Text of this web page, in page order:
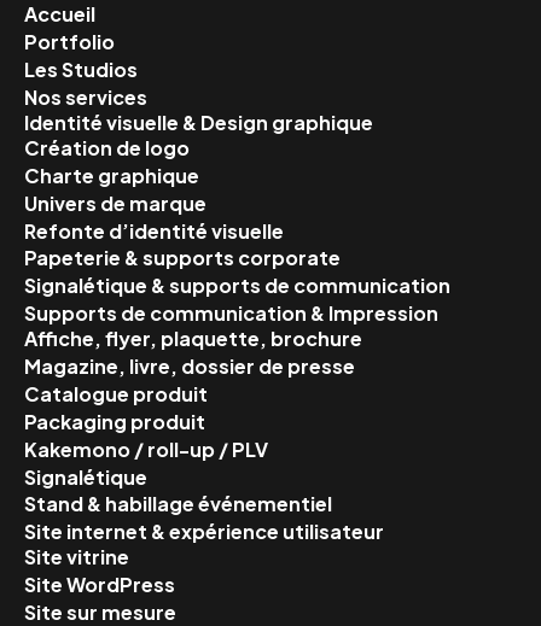
Accueil
Portfolio
Les Studios
Nos services
Identité visuelle & Design graphique
Création de logo
Charte graphique
Univers de marque
Refonte d’identité visuelle
Papeterie & supports corporate
Signalétique & supports de communication
Supports de communication & Impression
Affiche, flyer, plaquette, brochure
Magazine, livre, dossier de presse
Catalogue produit
Packaging produit
Kakemono / roll-up / PLV
Signalétique
Stand & habillage événementiel
Site internet & expérience utilisateur
Site vitrine
Site WordPress
Site sur mesure